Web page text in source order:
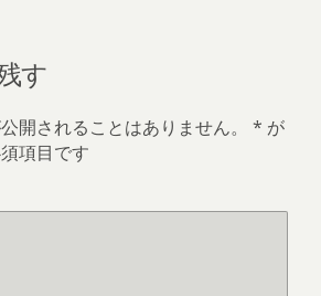
す
開されることはありません。 * が
項目です